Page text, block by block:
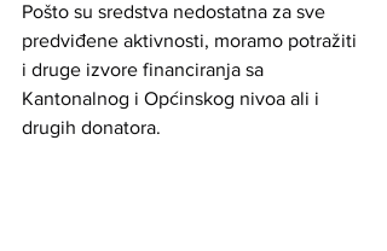
Pošto su sredstva nedostatna za sve
predviđene aktivnosti, moramo potražiti
i druge izvore financiranja sa
Kantonalnog i Općinskog nivoa ali i
drugih donatora.